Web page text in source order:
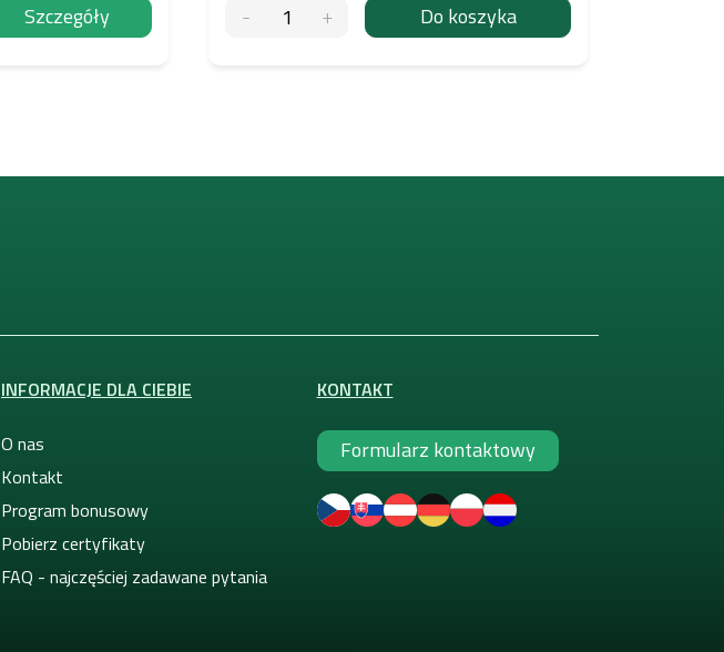
Szczegóły Do koszyka
INFORMACJE DLA CIEBIE
O nas
Kontakt
Program bonusowy
Pobierz certyfikaty
FAQ - najczęściej zadawane pytania
KONTAKT
Formularz kontaktowy